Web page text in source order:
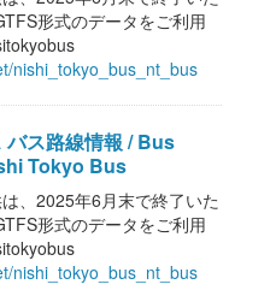
形式のデータをご利用
nishi_tokyo_bus_nt_bus
バス路線情報 / Bus
Tokyo Bus
、2025年6月末で終了いた
形式のデータをご利用
nishi_tokyo_bus_nt_bus